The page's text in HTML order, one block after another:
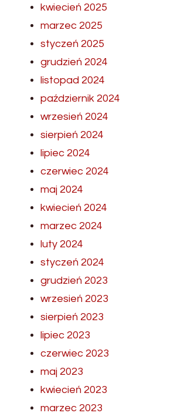
kwiecień 2025
marzec 2025
styczeń 2025
grudzień 2024
listopad 2024
październik 2024
wrzesień 2024
sierpień 2024
lipiec 2024
czerwiec 2024
maj 2024
kwiecień 2024
marzec 2024
luty 2024
styczeń 2024
grudzień 2023
wrzesień 2023
sierpień 2023
lipiec 2023
czerwiec 2023
maj 2023
kwiecień 2023
marzec 2023